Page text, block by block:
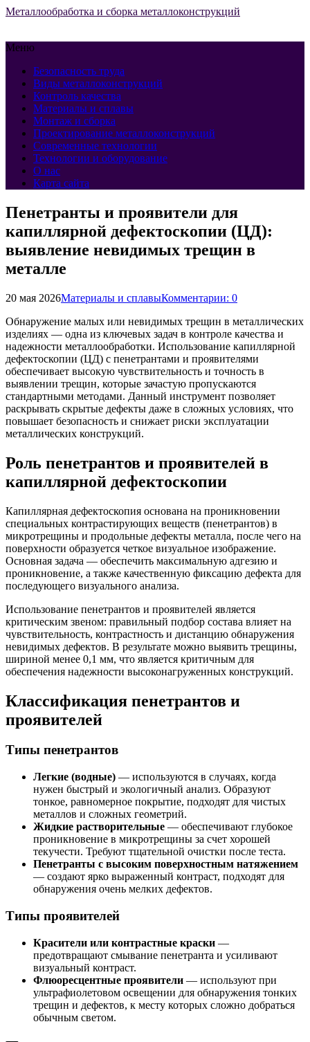
Металлообработка и сборка металлоконструкций
Меню
Безопасность труда
Виды металлоконструкций
Контроль качества
Материалы и сплавы
Монтаж и сборка
Проектирование металлоконструкций
Современные технологии
Технологии и оборудование
О нас
Карта сайта
Пенетранты и проявители для
капиллярной дефектоскопии (ЦД):
выявление невидимых трещин в
металле
20 мая 2026Материалы и сплавыКомментарии: 0
Обнаружение малых или невидимых трещин в металлических
изделиях — одна из ключевых задач в контроле качества и
надежности металлообработки. Использование капиллярной
дефектоскопии (ЦД) с пенетрантами и проявителями
обеспечивает высокую чувствительность и точность в
выявлении трещин, которые зачастую пропускаются
стандартными методами. Данный инструмент позволяет
раскрывать скрытые дефекты даже в сложных условиях, что
повышает безопасность и снижает риски эксплуатации
металлических конструкций.
Роль пенетрантов и проявителей в
капиллярной дефектоскопии
Капиллярная дефектоскопия основана на проникновении
специальных контрастирующих веществ (пенетрантов) в
микротрещины и продольные дефекты металла, после чего на
поверхности образуется четкое визуальное изображение.
Основная задача — обеспечить максимальную адгезию и
проникновение, а также качественную фиксацию дефекта для
последующего визуального анализа.
Использование пенетрантов и проявителей является
критическим звеном: правильный подбор состава влияет на
чувствительность, контрастность и дистанцию обнаружения
невидимых дефектов. В результате можно выявить трещины,
шириной менее 0,1 мм, что является критичным для
обеспечения надежности высоконагруженных конструкций.
Классификация пенетрантов и
проявителей
Типы пенетрантов
Легкие (водные) — используются в случаях, когда
нужен быстрый и экологичный анализ. Образуют
тонкое, равномерное покрытие, подходят для чистых
металлов и сложных геометрий.
Жидкие растворительные — обеспечивают глубокое
проникновение в микротрещины за счет хорошей
текучести. Требуют тщательной очистки после теста.
Пенетранты с высоким поверхностным натяжением
— создают ярко выраженный контраст, подходят для
обнаружения очень мелких дефектов.
Типы проявителей
Красители или контрастные краски —
предотвращают смывание пенетранта и усиливают
визуальный контраст.
Флюоресцентные проявители — используют при
ультрафиолетовом освещении для обнаружения тонких
трещин и дефектов, к месту которых сложно добраться
обычным светом.